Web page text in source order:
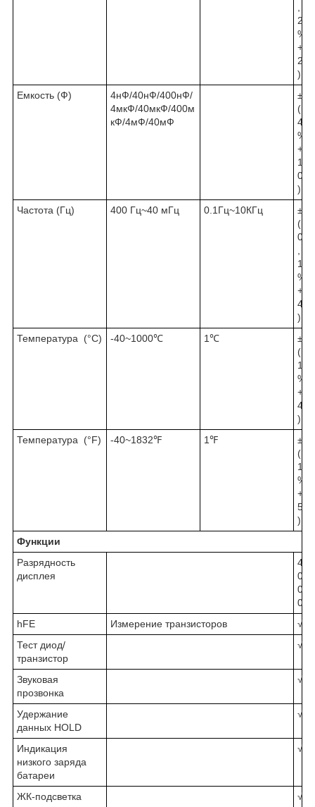
2
%
+
2
)
Емкость (Ф)
4нФ/40нФ/400нФ/
4мкФ/40мкФ/400м
кФ/4мФ/40мФ
±
(
4
%
+
1
0
)
Частота (Гц)
400 Гц~40 мГц 0.1Гц~10КГц
±
(
0
1
%
+
4
)
Температура (°C)
-40~1000℃ 1℃
±
(
1
%
+
4
)
Температура (°F)
-40~1832℉ 1℉
±
(
1
%
+
5
)
Функции
Разрядность
дисплея
4
0
0
0
hFE
Измерение транзисторов
√
Тест диод/
транзистор
√
Звуковая
прозвонка
√
Удержание
данных HOLD
√
Индикация
низкого заряда
батареи
√
ЖК-подсветка √